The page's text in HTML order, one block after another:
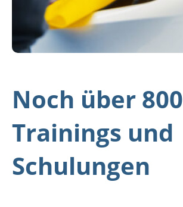
Noch über 800
Trainings und
Schulungen